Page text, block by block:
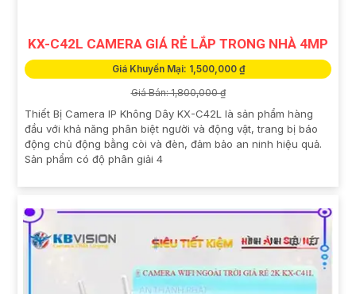
KX-C42L CAMERA GIÁ RẺ LẮP TRONG NHÀ 4MP
Giá Khuyến Mại: 1,500,000 ₫
Giá Bán: 1,800,000 ₫
Thiết Bị Camera IP Không Dây KX-C42L là sản phẩm hàng
đầu với khả năng phân biệt người và động vật, trang bị báo
động chủ động bằng còi và đèn, đảm bảo an ninh hiệu quả.
Sản phẩm có độ phân giải 4